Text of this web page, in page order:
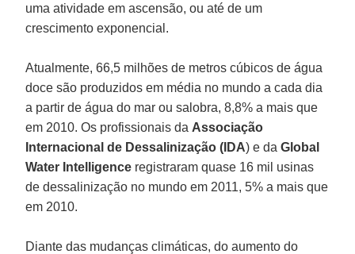
uma atividade em ascensão, ou até de um
crescimento exponencial.
Atualmente, 66,5 milhões de metros cúbicos de água
doce são produzidos em média no mundo a cada dia
a partir de água do mar ou salobra, 8,8% a mais que
em 2010. Os profissionais da Associação
Internacional de Dessalinização (IDA) e daGlobal
Water Intelligence registraram quase 16 mil usinas
de dessalinização no mundo em 2011, 5% a mais que
em 2010.
Diante das mudanças climáticas, do aumento do